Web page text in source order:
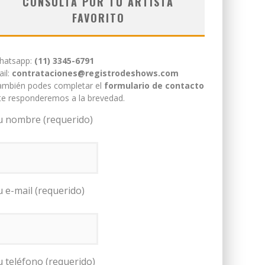
FAVORITO
(11) 3345-6791
contrataciones@registrodeshows.com
podes completar el formulario de contacto
responderemos a la brevedad.
nombre (requerido)
e-mail (requerido)
teléfono (requerido)